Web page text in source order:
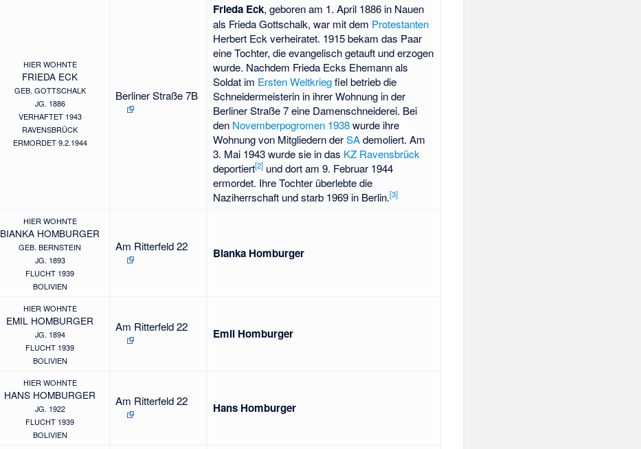
HIER WOHNTE
FRIEDA ECK
GEB. GOTTSCHALK
JG. 1886
VERHAFTET 1943
RAVENSBRÜCK
ERMORDET 9.2.1944
Berliner Straße 7B
Frieda Eck, geboren am 1. April 1886 in Nauen
als Frieda Gottschalk, war mit dem Protestanten
Herbert Eck verheiratet. 1915 bekam das Paar
eine Tochter, die evangelisch getauft und erzogen
wurde. Nachdem Frieda Ecks Ehemann als
Soldat im Ersten Weltkriegfiel betrieb die
Schneidermeisterin in ihrer Wohnung in der
Berliner Straße 7 eine Damenschneiderei. Bei
den Novemberpogromen 1938wurde ihre
Wohnung von Mitgliedern derSAdemoliert. Am
3. Mai 1943 wurde sie in das KZ Ravensbrück
deportiert[2]und dort am 9. Februar 1944
ermordet. Ihre Tochter überlebte die
Naziherrschaft und starb 1969 in Berlin.[3]
HIER WOHNTE
BIANKA HOMBURGER
GEB. BERNSTEIN
JG. 1893
FLUCHT 1939
BOLIVIEN
Am Ritterfeld 22 Bianka Homburger
HIER WOHNTE
EMIL HOMBURGER
JG. 1894
FLUCHT 1939
BOLIVIEN
Am Ritterfeld 22 Emil Homburger
HIER WOHNTE
HANS HOMBURGER
JG. 1922
FLUCHT 1939
BOLIVIEN
Am Ritterfeld 22 Hans Homburger